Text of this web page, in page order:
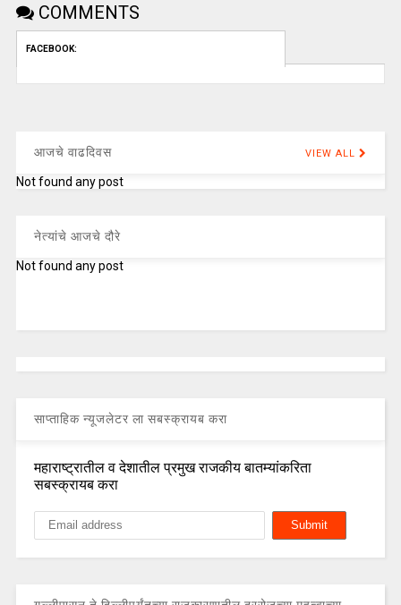
COMMENTS
FACEBOOK:
आजचे वाढदिवस VIEW ALL
Not found any post
नेत्यांचे आजचे दौरे
Not found any post
साप्ताहिक न्यूजलेटर ला सबस्क्रायब करा
महाराष्ट्रातील व देशातील प्रमुख राजकीय बातम्यांकरिता
सबस्क्रायब करा